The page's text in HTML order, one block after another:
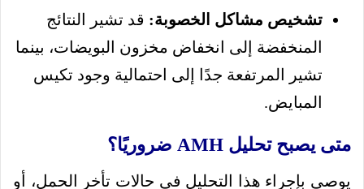
تشخيص مشاكل الخصوبة: قد تشير النتائج
المنخفضة إلى انخفاض مخزون البويضات، بينما
تشير المرتفعة جدًا إلى احتمالية وجود تكيس
المبايض.
متى يصبح تحليل AMH ضروريًا؟
يوصى بإجراء هذا التحليل في حالات تأخر الحمل، أو